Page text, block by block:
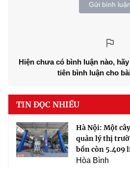
Gửi bình luận
Hiện chưa có bình luận nào,
tiên bình luận cho
TIN ĐỌC NHIỀU
Hà Nội: Một
quản lý thị
bồn còn 5.409
Hòa Bình